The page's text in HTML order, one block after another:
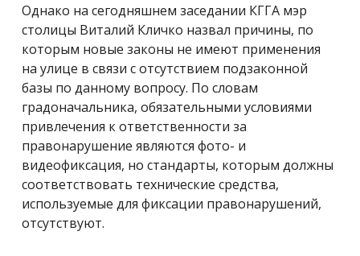
Однако на сегодняшнем заседании КГГА мэр
столицы Виталий Кличко назвал причины, по
которым новые законы не имеют применения
на улице в связи с отсутствием подзаконной
базы по данному вопросу. По словам
градоначальника, обязательными условиями
привлечения к ответственности за
правонарушение являются фото- и
видеофиксация, но стандарты, которым должны
соответствовать технические средства,
используемые для фиксации правонарушений,
отсутствуют.